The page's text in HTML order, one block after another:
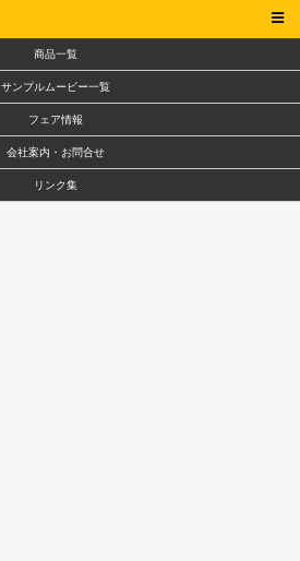
商品一覧
サンプルムービー一覧
フェア情報
会社案内・お問合せ
リンク集